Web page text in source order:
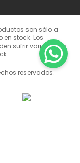
son sólo a
stock. Los
sufrir variaciones
reservados.